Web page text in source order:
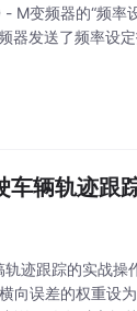
M变频器的“频率
器发送了频率设定
车辆轨迹
迹跟踪的实战
误差的权重设